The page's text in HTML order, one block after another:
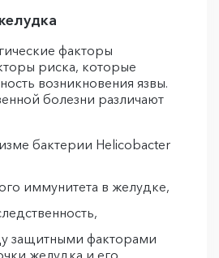
факторы
риска, которые
возникновения язвы.
болезни различают
бактерии Helicobacter
иммунитета в желудке,
защитными факторами
желудка и его